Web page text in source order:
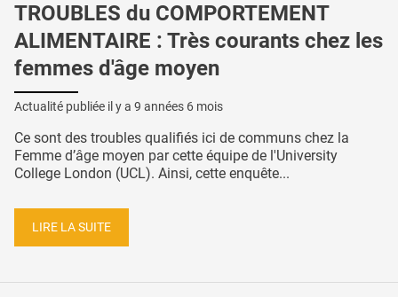
TROUBLES du COMPORTEMENT
ALIMENTAIRE : Très courants chez les
femmes d'âge moyen
Actualité publiée il y a 9 années 6 mois
Ce sont des troubles qualifiés ici de communs chez la
Femme d’âge moyen par cette équipe de l'University
College London (UCL). Ainsi, cette enquête...
LIRE LA SUITE